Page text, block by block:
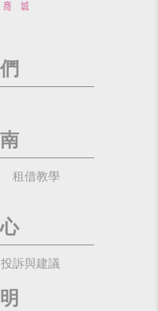
租借教學
投訴與建議